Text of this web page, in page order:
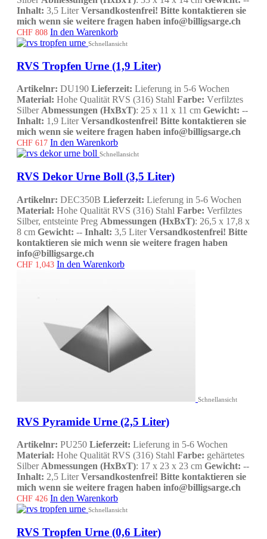
Inhalt: 3,5 LiterVersandkostenfrei! Bitte kontaktieren sie
mich wenn sie weitere fragen haben info@billigsarge.ch
CHF 808 In den Warenkorb
Schnellansicht
RVS Tropfen Urne (1,9 Liter)
Artikelnr: DU190 Lieferzeit: Lieferung in 5-6 Wochen
Material: Hohe Qualität RVS (316) Stahl Farbe: Verfilztes
Silber Abmessungen (HxBxT): 25 x 11 x 11 cm Gewicht: --
Inhalt: 1,9 LiterVersandkostenfrei! Bitte kontaktieren sie
mich wenn sie weitere fragen haben info@billigsarge.ch
CHF 617 In den Warenkorb
Schnellansicht
RVS Dekor Urne Boll (3,5 Liter)
Artikelnr: DEC350B Lieferzeit: Lieferung in 5-6 Wochen
Material: Hohe Qualität RVS (316) Stahl Farbe: Verfilztes
Silber, entsteinte Preg Abmessungen (HxBxT): 26,5 x 17,8 x
8 cm Gewicht: -- Inhalt: 3,5 LiterVersandkostenfrei! Bitte
kontaktieren sie mich wenn sie weitere fragen haben
info@billigsarge.ch
CHF 1,043 In den Warenkorb
Schnellansicht
RVS Pyramide Urne (2,5 Liter)
Artikelnr: PU250 Lieferzeit: Lieferung in 5-6 Wochen
Material: Hohe Qualität RVS (316) Stahl Farbe: gehärtetes
Silber Abmessungen (HxBxT): 17 x 23 x 23 cm Gewicht: --
Inhalt: 2,5 LiterVersandkostenfrei! Bitte kontaktieren sie
mich wenn sie weitere fragen haben info@billigsarge.ch
CHF 426 In den Warenkorb
Schnellansicht
RVS Tropfen Urne (0,6 Liter)